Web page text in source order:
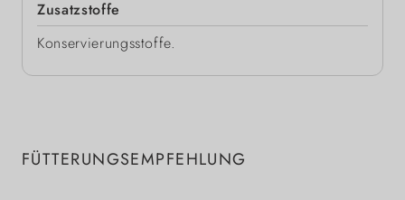
Zusatzstoffe
Konservierungsstoffe.
FÜTTERUNGSEMPFEHLUNG